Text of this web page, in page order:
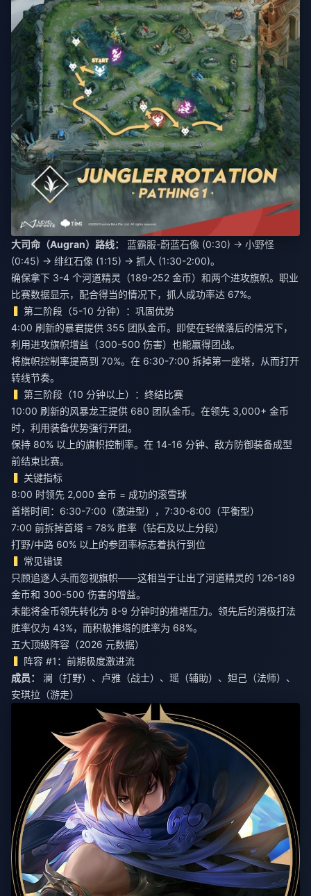
大司命（Augran）路线：
蓝霸服-蔚蓝石像 (0:30) → 小野怪
(0:45) → 绯红石像 (1:15) → 抓人 (1:30-2:00)。
确保拿下 3-4 个河道精灵（189-252 金币）和两个进攻旗帜。职业
比赛数据显示，配合得当的情况下，抓人成功率达 67%。
第二阶段（5-10 分钟）：巩固优势
4:00 刷新的暴君提供 355 团队金币。即使在轻微落后的情况下，
利用进攻旗帜增益（300-500 伤害）也能赢得团战。
将旗帜控制率提高到 70%。在 6:30-7:00 拆掉第一座塔，从而打开
转线节奏。
第三阶段（10 分钟以上）：终结比赛
10:00 刷新的风暴龙王提供 680 团队金币。在领先 3,000+ 金币
时，利用装备优势强行开团。
保持 80% 以上的旗帜控制率。在 14-16 分钟、敌方防御装备成型
前结束比赛。
关键指标
8:00 时领先 2,000 金币 = 成功的滚雪球
首塔时间：6:30-7:00（激进型），7:30-8:00（平衡型）
7:00 前拆掉首塔 = 78% 胜率（钻石及以上分段）
打野/中路 60% 以上的参团率标志着执行到位
常见错误
只顾追逐人头而忽视旗帜——这相当于让出了河道精灵的 126-189
金币和 300-500 伤害的增益。
未能将金币领先转化为 8-9 分钟时的推塔压力。领先后的消极打法
胜率仅为 43%，而积极推塔的胜率为 68%。
五大顶级阵容（2026 元数据）
阵容 #1：前期极度激进流
成员：
澜（打野）、卢雅（战士）、瑶（辅助）、妲己（法师）、
安琪拉（游走）